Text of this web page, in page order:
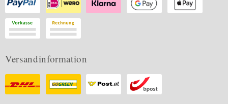
Versandinformation